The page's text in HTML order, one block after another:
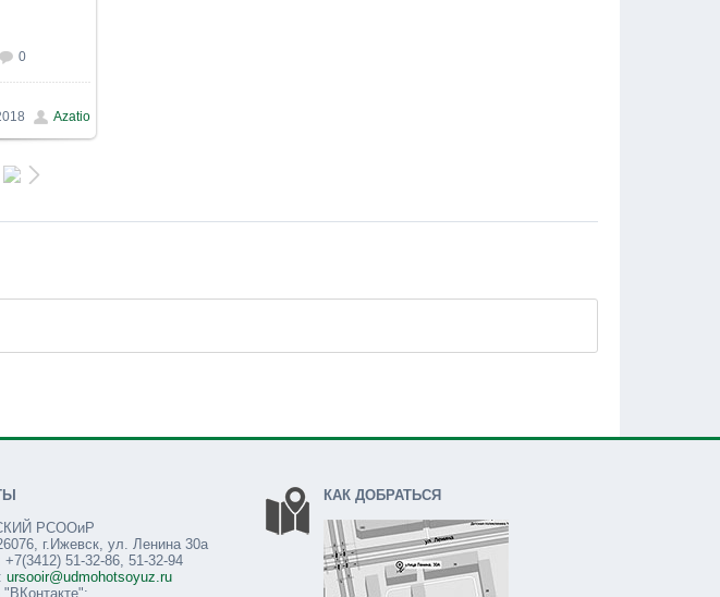
размере
0
Azatio
РСООиР
г.Ижевск, ул. Ленина 30а
51-32-86, 51-32-94
ursooir@udmohotsoyuz.ru
КАК ДОБРАТЬСЯ